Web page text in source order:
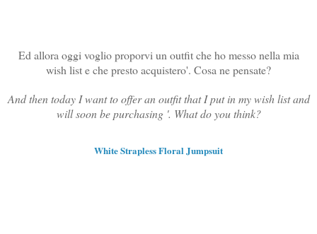
Ed allora oggi voglio proporvi un outfit che ho messo nella mia
wish list e che presto acquistero'. Cosa ne pensate?
And then today I want to offer an outfit that I put in my wish list and
will soon be purchasing '. What do you think?
White Strapless Floral Jumpsuit